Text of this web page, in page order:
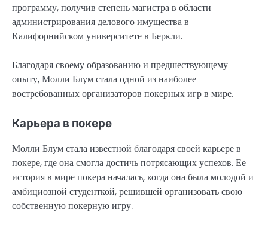
программу, получив степень магистра в области
администрирования делового имущества в
Калифорнийском университете в Беркли.
Благодаря своему образованию и предшествующему
опыту, Молли Блум стала одной из наиболее
востребованных организаторов покерных игр в мире.
Карьера в покере
Молли Блум стала известной благодаря своей карьере в
покере, где она смогла достичь потрясающих успехов. Ее
история в мире покера началась, когда она была молодой и
амбициозной студенткой, решившей организовать свою
собственную покерную игру.